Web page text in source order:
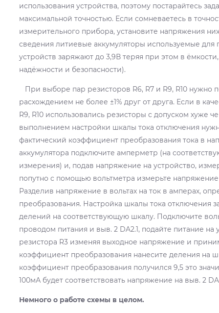
использования устройства, поэтому постарайтесь
максимальной точностью. Если сомневаетесь в
измерительного прибора, установите напряжения
сведения литиевые аккумуляторы используемые для
устройств заряжают до 3,9В теряя при этом в
надёжности и безопасности).
При выборе пар резисторов R6, R7 и R9, R10 нужно
расхождением не более ±1% друг от друга. Если в
R9, R10 использовались резисторы с допуском хуже
выполнением настройки шкалы тока отключения
фактический коэффициент преобразования тока в
аккумулятора подключите амперметр (на
измерения) и, подав напряжение на устройство,
попутно с помощью вольтметра измерьте напряжение
Разделив напряжение в вольтах на ток в амперах,
преобразования. Настройка шкалы тока отключения
делений на соответствующую шкалу. Подключите
проводом питания и выв. 2 DA2.1, подайте питание
резистора R3 изменяя выходное напряжение и
коэффициент преобразования нанесите деления на
коэффициент преобразования получился 9,5 это
100мА будет соответствовать напряжение на выв. 2
Немного о работе схемы в целом.